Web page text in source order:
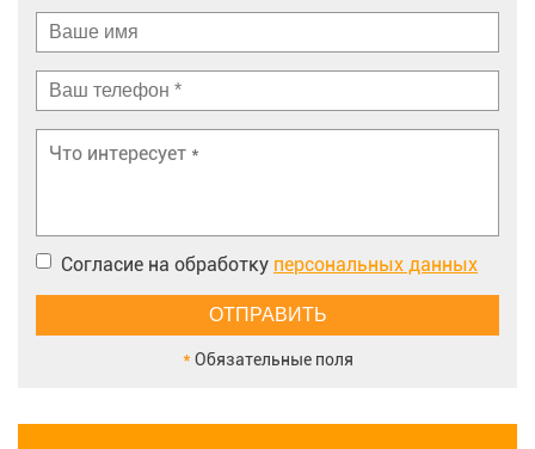
Согласие на обработку персональных данных
* Обязательные поля